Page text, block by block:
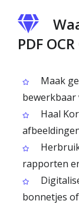
PDF
Maak
bewerkbaar
Haal
rapporten
bonnetjes